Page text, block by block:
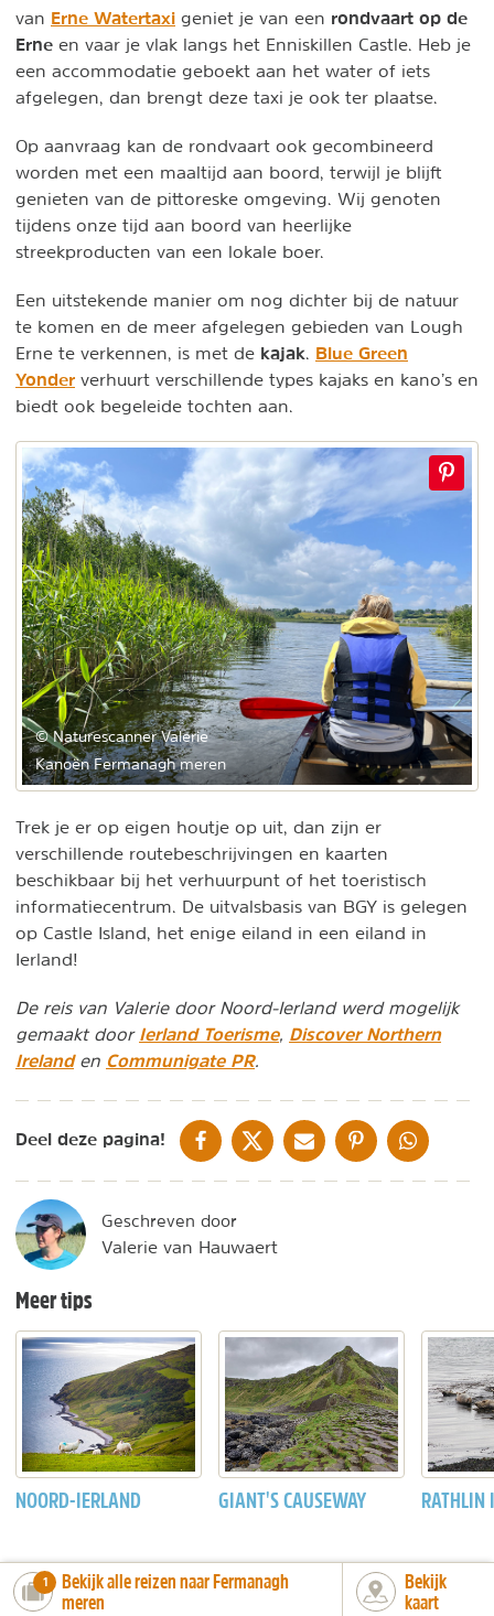
van Erne Watertaxi geniet je van een rondvaart op de
Erne en vaar je vlak langs het Enniskillen Castle. Heb je
een accommodatie geboekt aan het water of iets
afgelegen, dan brengt deze taxi je ook ter plaatse.
Op aanvraag kan de rondvaart ook gecombineerd
worden met een maaltijd aan boord, terwijl je blijft
genieten van de pittoreske omgeving. Wij genoten
tijdens onze tijd aan boord van heerlijke
streekproducten van een lokale boer.
Een uitstekende manier om nog dichter bij de natuur
te komen en de meer afgelegen gebieden van Lough
Erne te verkennen, is met de kajak. Blue Green
Yonder verhuurt verschillende types kajaks en kano’s en
biedt ook begeleide tochten aan.
© Naturescanner Valerie
Kanoën Fermanagh meren
Trek je er op eigen houtje op uit, dan zijn er
verschillende routebeschrijvingen en kaarten
beschikbaar bij het verhuurpunt of het toeristisch
informatiecentrum. De uitvalsbasis van BGY is gelegen
op Castle Island, het enige eiland in een eiland in
Ierland!
De reis van Valerie door Noord-Ierland werd mogelijk
gemaakt door Ierland Toerisme, Discover Northern
Irelanden Communigate PR.
Deel deze pagina! DELEN OP FACEBOOK
DELEN OP XDELEN VIA DE MAIL
DELEN OP PINTEREST
DELEN OP
Geschreven door
Valerie van Hauwaert
Meer tips
NOORD-IERLAND GIANT'S CAUSEWAY RATHLIN
number_of_trips:
1
Bekijk alle reizen naar Fermanagh
meren
Bekijk
kaart